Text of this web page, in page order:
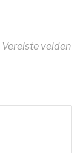
Vereiste velden